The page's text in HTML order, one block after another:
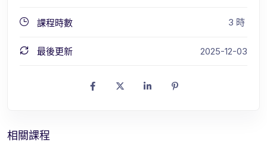
課程時數 3 時
最後更新 2025-12-03
相關課程